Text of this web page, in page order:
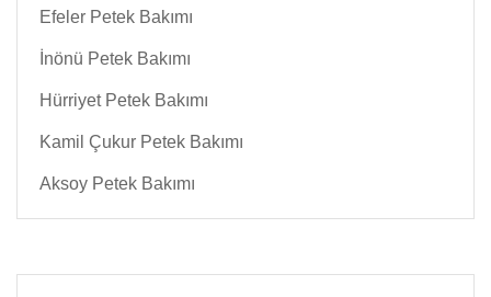
Efeler Petek Bakımı
İnönü Petek Bakımı
Hürriyet Petek Bakımı
Kamil Çukur Petek Bakımı
Aksoy Petek Bakımı